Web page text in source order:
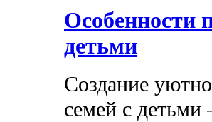
Особенности
детьми
Создание
семей с детьми